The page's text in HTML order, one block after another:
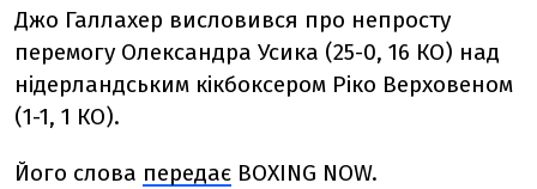
Джо Галлахер висловився про непросту
перемогу Олександра Усика (25-0, 16 КО) над
нідерландським кікбоксером Ріко Верховеном
(1-1, 1 КО).
Його слова передає BOXING NOW.